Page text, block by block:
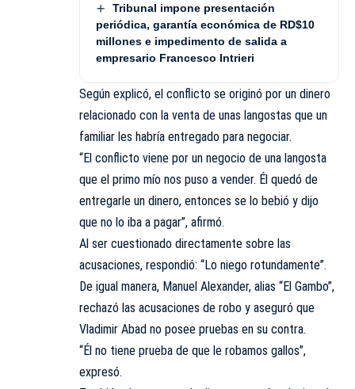
Tribunal impone presentación
periódica, garantía económica de RD$10
millones e impedimento de salida a
empresario Francesco Intrieri
Según explicó, el conflicto se originó por un dinero
relacionado con la venta de unas langostas que un
familiar les habría entregado para negociar.
“El conflicto viene por un negocio de una langosta
que el primo mío nos puso a vender. Él quedó de
entregarle un dinero, entonces se lo bebió y dijo
que no lo iba a pagar”, afirmó.
Al ser cuestionado directamente sobre las
acusaciones, respondió: “Lo niego rotundamente”.
De igual manera, Manuel Alexander, alias “El Gambo”,
rechazó las acusaciones de robo y aseguró que
Vladimir Abad no posee pruebas en su contra.
“Él no tiene prueba de que le robamos gallos”,
expresó.